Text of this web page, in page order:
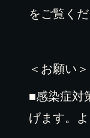
をご覧くだ
＜お願い＞
■感染症対
げます。